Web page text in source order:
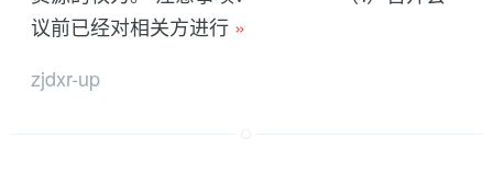
议前已经对相关方进行 »
zjdxr-up